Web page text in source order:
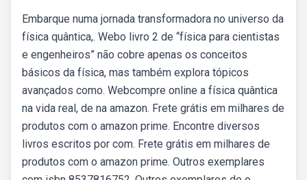
Embarque numa jornada transformadora no universo da
física quântica,. Webo livro 2 de “física para cientistas
e engenheiros” não cobre apenas os conceitos
básicos da física, mas também explora tópicos
avançados como. Webcompre online a física quântica
na vida real, de na amazon. Frete grátis em milhares de
produtos com o amazon prime. Encontre diversos
livros escritos por com. Frete grátis em milhares de
produtos com o amazon prime. Outros exemplares